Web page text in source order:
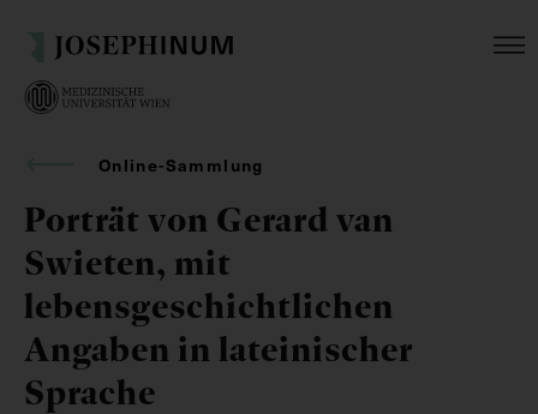
Online-Sammlung
Porträt von Gerard van
Swieten, mit
lebensgeschichtlichen
Angaben in lateinischer
Sprache